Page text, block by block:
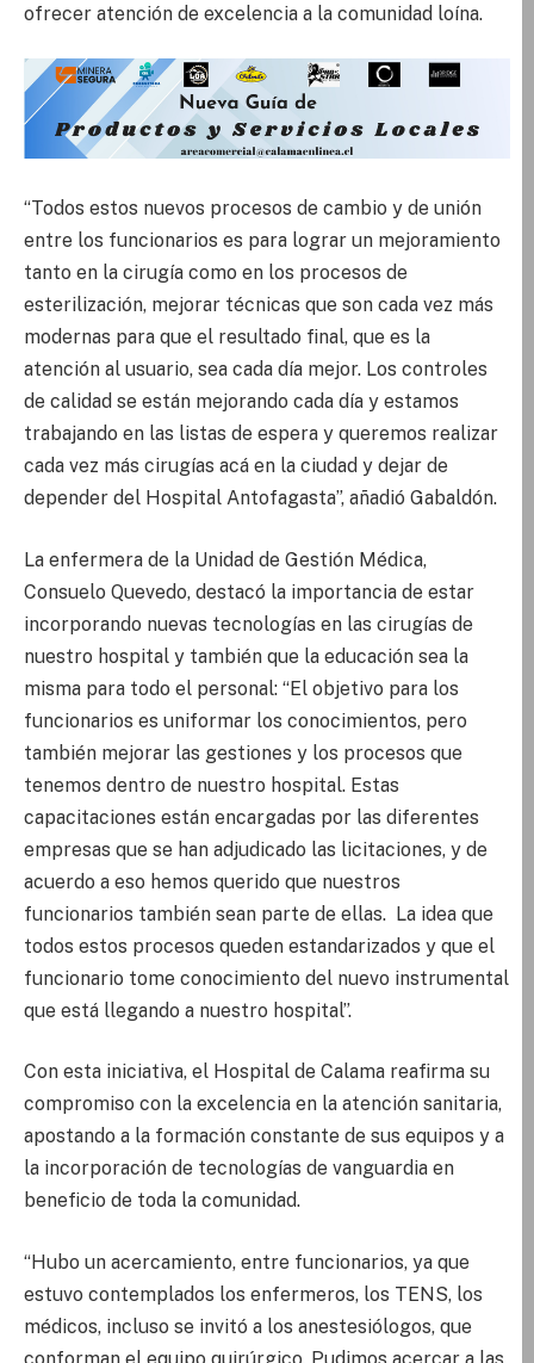
ofrecer atención de excelencia a la comunidad loína.
“Todos estos nuevos procesos de cambio y de unión
entre los funcionarios es para lograr un mejoramiento
tanto en la cirugía como en los procesos de
esterilización, mejorar técnicas que son cada vez más
modernas para que el resultado final, que es la
atención al usuario, sea cada día mejor. Los controles
de calidad se están mejorando cada día y estamos
trabajando en las listas de espera y queremos realizar
cada vez más cirugías acá en la ciudad y dejar de
depender del Hospital Antofagasta”, añadió Gabaldón.
La enfermera de la Unidad de Gestión Médica,
Consuelo Quevedo, destacó la importancia de estar
incorporando nuevas tecnologías en las cirugías de
nuestro hospital y también que la educación sea la
misma para todo el personal: “El objetivo para los
funcionarios es uniformar los conocimientos, pero
también mejorar las gestiones y los procesos que
tenemos dentro de nuestro hospital. Estas
capacitaciones están encargadas por las diferentes
empresas que se han adjudicado las licitaciones, y de
acuerdo a eso hemos querido que nuestros
funcionarios también sean parte de ellas. La idea que
todos estos procesos queden estandarizados y que el
funcionario tome conocimiento del nuevo instrumental
que está llegando a nuestro hospital”.
Con esta iniciativa, el Hospital de Calama reafirma su
compromiso con la excelencia en la atención sanitaria,
apostando a la formación constante de sus equipos y a
la incorporación de tecnologías de vanguardia en
beneficio de toda la comunidad.
“Hubo un acercamiento, entre funcionarios, ya que
estuvo contemplados los enfermeros, los TENS, los
médicos, incluso se invitó a los anestesiólogos, que